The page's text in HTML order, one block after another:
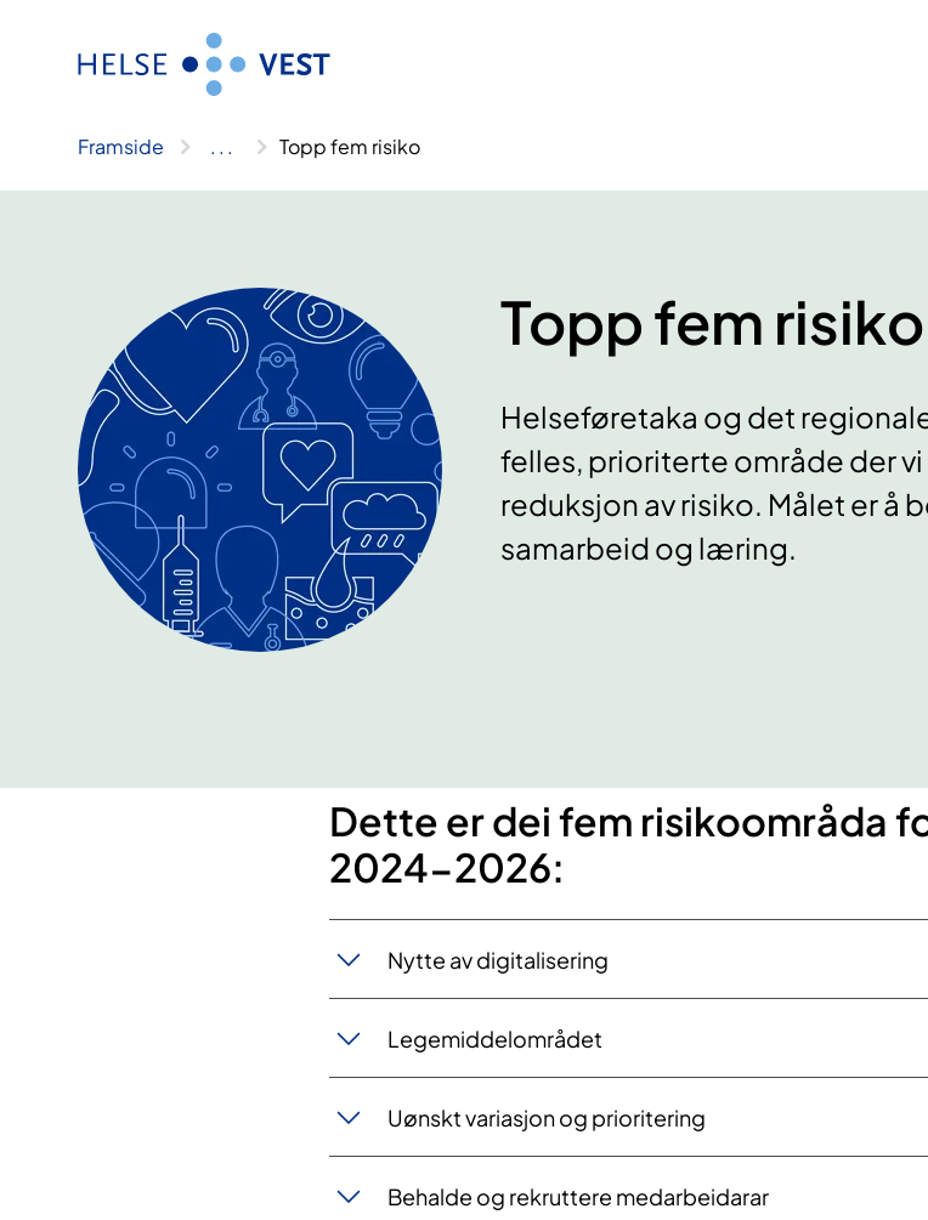
Framside .. . Topp fem risiko
Topp fem risiko
Helseføretaka og det
felles, prioriterte område der
reduksjon av risiko. Målet er å
samarbeid og læring.
Dette er dei fem risikoområda
2024-2026:
Nytte av digitalisering
Legemiddelområdet
Uønskt variasjon og prioritering
Behalde og rekruttere medarbeidarar